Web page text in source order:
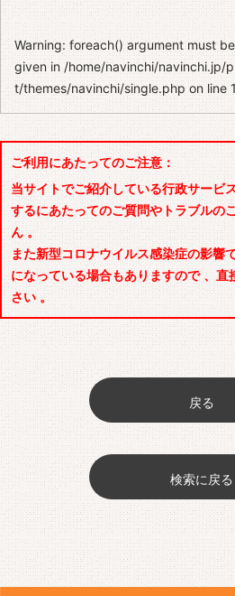
Warning: foreach() argument must
given in/home/navinchi/navinchi.jp/
t/themes/navinchi/single.php on line
ご利用にあたってのご注意：
当サイトでご紹介している行政サービ
するにあたってのご質問やトラブルの
ん 。
また新型コロナウイルス感染症の影響
になっている場合もありますので 、
さい 。
戻る
検索に戻る